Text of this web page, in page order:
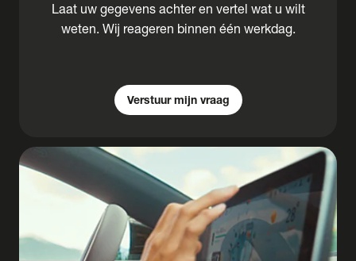
Laat uw gegevens achter en vertel wat u wilt
weten. Wij reageren binnen één werkdag.
Verstuur mijn vraag